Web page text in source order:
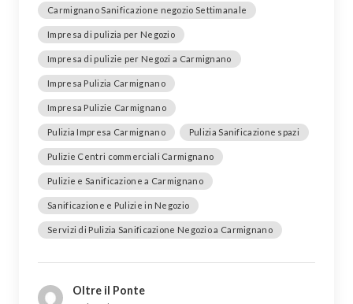
Carmignano Sanificazione negozio Settimanale
Impresa di pulizia per Negozio
Impresa di pulizie per Negozi a Carmignano
Impresa Pulizia Carmignano
Impresa Pulizie Carmignano
Pulizia Impresa Carmignano Pulizia Sanificazione spazi
Pulizie Centri commerciali Carmignano
Pulizie e Sanificazione a Carmignano
Sanificazione e Pulizie in Negozio
Servizi di Pulizia Sanificazione Negozio a Carmignano
Oltre il Ponte